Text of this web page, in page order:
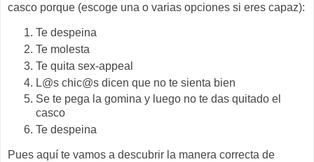
casco porque (escoge una o varias opciones si eres capaz):
Te despeina
Te molesta
Te quita sex-appeal
L@s chic@s dicen que no te sienta bien
Se te pega la gomina y luego no te das quitado el
casco
Te despeina
Pues aquí te vamos a descubrir la manera correcta de